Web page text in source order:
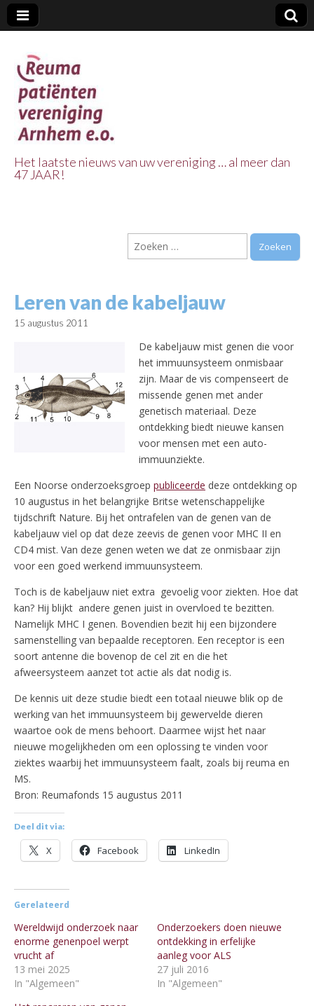
Vereniging
Arnhem e.o.
Het laatste nieuws van uw vereniging … al meer dan
47 JAAR!
Zoeken
naar:
Leren van de kabeljauw
15 augustus 2011
De kabeljauw mist genen die voor
het immuunsysteem onmisbaar
zijn. Maar de vis compenseert de
missende genen met ander
genetisch materiaal. Deze
ontdekking biedt nieuwe kansen
voor mensen met een auto-
immuunziekte.
Een Noorse onderzoeksgroep publiceerde deze ontdekking op
10 augustus in het belangrijke Britse wetenschappelijke
tijdschrift Nature. Bij het ontrafelen van de genen van de
kabeljauw viel op dat deze zeevis de genen voor MHC II en
CD4 mist. Van deze genen weten we dat ze onmisbaar zijn
voor een goed werkend immuunsysteem.
Toch is de kabeljauw niet extra gevoelig voor ziekten. Hoe dat
kan? Hij blijkt andere genen juist in overvloed te bezitten.
Namelijk MHC I genen. Bovendien bezit hij een bijzondere
samenstelling van bepaalde receptoren. Een receptor is een
soort antenne die bovenop de cel zit en die het
afweersysteem aanzet tot actie als dat nodig is.
De kennis uit deze studie biedt een totaal nieuwe blik op de
werking van het immuunsysteem bij gewervelde dieren
waartoe ook de mens behoort. Daarmee wijst het naar
nieuwe mogelijkheden om een oplossing te vinden voor
ziektes waarbij het immuunsysteem faalt, zoals bij reuma en
MS.
Bron: Reumafonds 15 augustus 2011
Deel dit via:
X Facebook LinkedIn
Gerelateerd
Wereldwijd onderzoek naar
enorme genenpoel werpt
vrucht af
13 mei 2025
In "Algemeen"
Onderzoekers doen nieuwe
ontdekking in erfelijke
aanleg voor ALS
27 juli 2016
In "Algemeen"